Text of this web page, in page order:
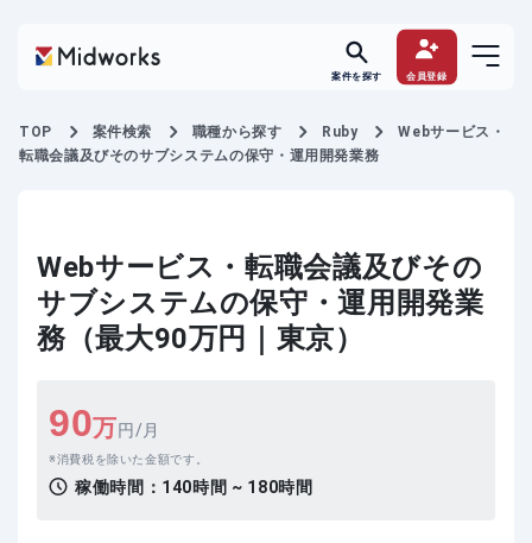
案件を探す 会員登録
TOP 案件検索 職種から探す Ruby
Webサービス・
転職会議及びそのサブシステムの保守・運用開発業務
Webサービス・転職会議及びその
サブシステムの保守・運用開発業
務（最大90万円｜東京）
90万円/月
消費税を除いた金額です。
稼働時間： 140時間 ~ 180時間